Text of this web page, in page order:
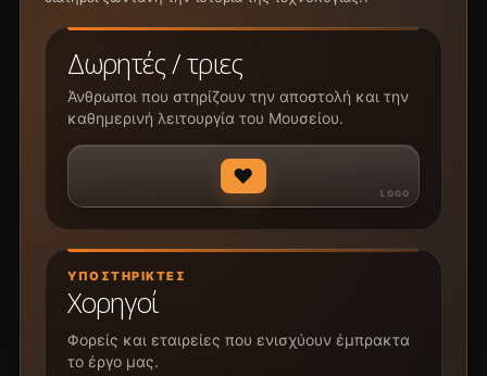
Δωρητές / τριες
Άνθρωποι που στηρίζουν την αποστολή και την
καθημερινή λειτουργία του Μουσείου.
♥
ΥΠΟΣΤΗΡΙΚΤΈΣ
Χορηγοί
Φορείς και εταιρείες που ενισχύουν έμπρακτα
το έργο μας.